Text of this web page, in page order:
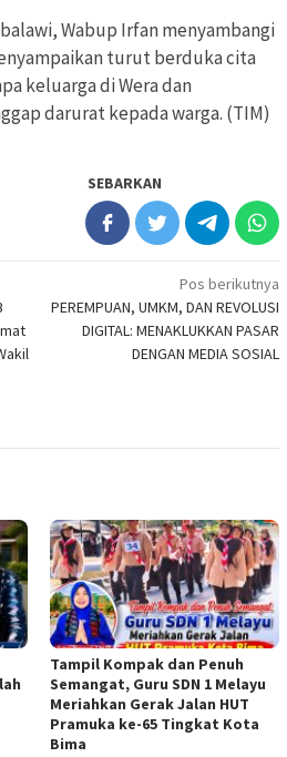
Wabup Irfan menyambangi
turut berduka cita
keluarga di Wera dan
darurat kepada warga. (TIM)
SEBARKAN
Pos berikutnya
PEREMPUAN, UMKM, DAN REVOLUSI
DIGITAL: MENAKLUKKAN PASAR
DENGAN MEDIA SOSIAL
Tampil Kompak dan Penuh
Semangat, Guru SDN 1 Melayu
Meriahkan Gerak Jalan HUT
Pramuka ke-65 Tingkat Kota
Bima